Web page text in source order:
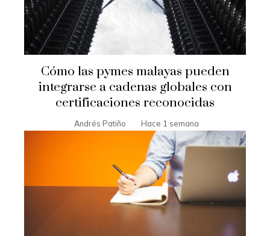
Cómo las pymes malayas pueden
integrarse a cadenas globales con
certificaciones reconocidas
Andrés Patiño Hace 1 semana